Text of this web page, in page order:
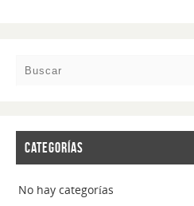
CATEGORÍAS
No hay categorías